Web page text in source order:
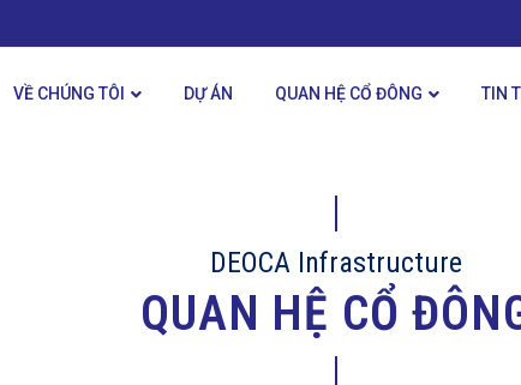
VỀ CHÚNG TÔI DỰ ÁN QUAN HỆ CỔ ĐÔNG TIN
DEOCA Infrastructure
QUAN HỆ CỔ